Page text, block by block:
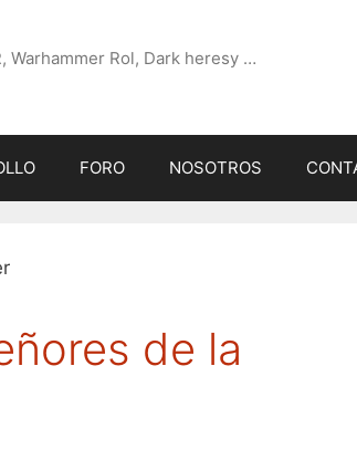
Warhammer Rol, Dark heresy …
FORO NOSOTROS
de la